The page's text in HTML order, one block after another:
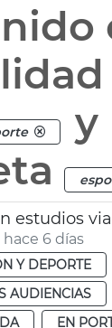
y
6 días
Y DEPORTE
AUDIENCIAS
EN